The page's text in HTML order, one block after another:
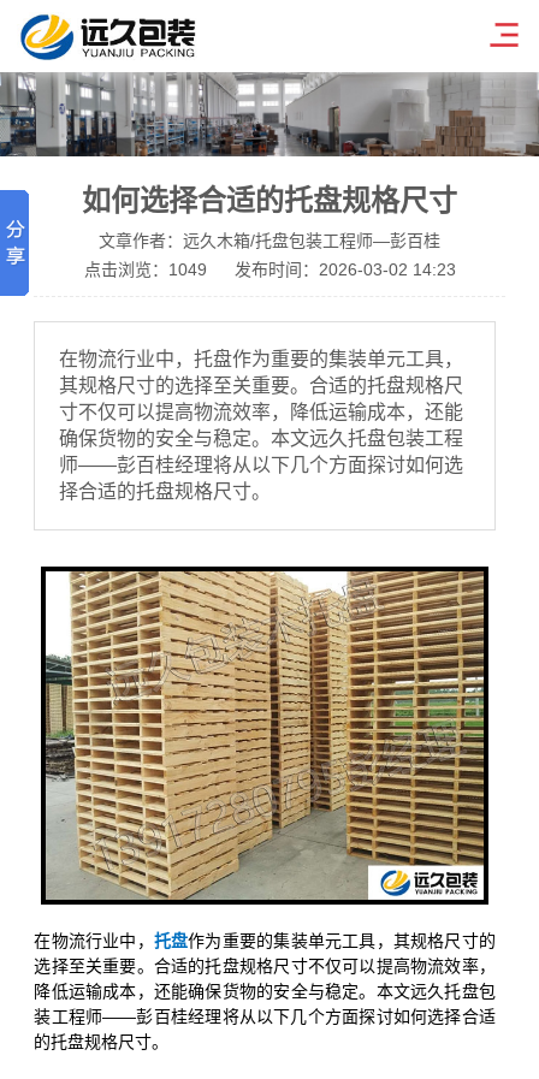
如何选择合适的托盘规格尺寸
文章作者：远久木箱/托盘包装工程师—彭百桂
点击浏览： 1049 发布时间：2026-03-02 14:23
在物流行业中，托盘作为重要的集装单元工具，
其规格尺寸的选择至关重要。合适的托盘规格尺
寸不仅可以提高物流效率，降低运输成本，还能
确保货物的安全与稳定。本文远久托盘包装工程
师——彭百桂经理将从以下几个方面探讨如何选
择合适的托盘规格尺寸。
在物流行业中， 托盘作为重要的集装单元工具，其规格尺寸的
选择至关重要。合适的托盘规格尺寸不仅可以提高物流效率，
降低运输成本，还能确保货物的安全与稳定。本文远久托盘包
装工程师——彭百桂经理将从以下几个方面探讨如何选择合适
的托盘规格尺寸。